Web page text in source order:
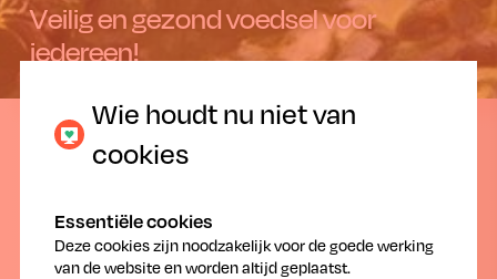
Veilig en gezond voedsel voor
iedereen!
27.03.2020
Wie houdt nu niet van
cookies
Essentiële cookies
Deze cookies zijn noodzakelijk voor de goede werking
van de website en worden altijd geplaatst.